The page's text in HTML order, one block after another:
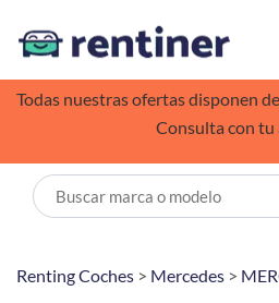
Todas nuestras ofertas disponen de
Consulta con tu
Renting Coches > Mercedes >